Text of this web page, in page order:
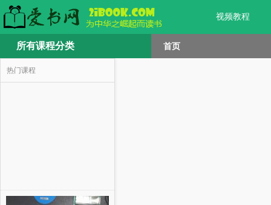
视频教程
所有课程分类 首页
热门课程